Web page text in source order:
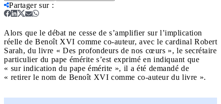
Partager sur:
Alors que le débat ne cesse de s’amplifier sur l’implication
réelle de Benoît XVI comme co-auteur, avec le cardinal Robert
Sarah, du livre « Des profondeurs de nos cœurs », le secrétaire
particulier du pape émérite s’est exprimé en indiquant que
« sur indication du pape émérite », il a été demandé de
« retirer le nom de Benoît XVI comme co-auteur du livre ».